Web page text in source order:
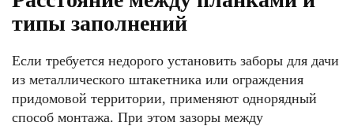
типы заполнений
Если требуется недорого установить заборы для дачи
из металлического штакетника или ограждения
придомовой территории, применяют однорядный
способ монтажа. При этом зазоры между